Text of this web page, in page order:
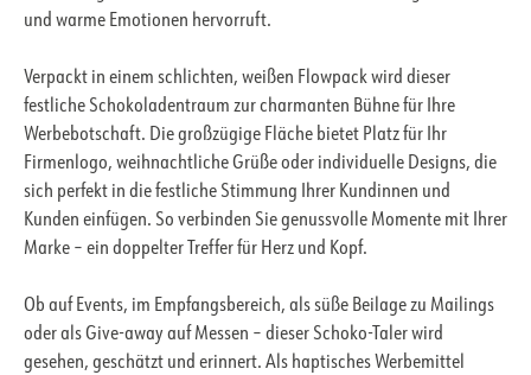
und warme Emotionen hervorruft.
Verpackt in einem schlichten, weißen Flowpack wird dieser
festliche Schokoladentraum zur charmanten Bühne für Ihre
Werbebotschaft. Die großzügige Fläche bietet Platz für Ihr
Firmenlogo, weihnachtliche Grüße oder individuelle Designs, die
sich perfekt in die festliche Stimmung Ihrer Kundinnen und
Kunden einfügen. So verbinden Sie genussvolle Momente mit Ihrer
Marke – ein doppelter Treffer für Herz und Kopf.
Ob auf Events, im Empfangsbereich, als süße Beilage zu Mailings
oder als Give-away auf Messen – dieser Schoko-Taler wird
gesehen, geschätzt und erinnert. Als haptisches Werbemittel